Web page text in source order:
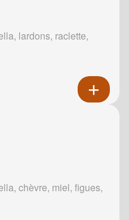
lardons, raclette,
chèvre, miel, figues,